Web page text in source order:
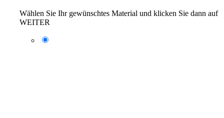
Wählen Sie Ihr gewünschtes Material und klicken Sie dann auf
WEITER